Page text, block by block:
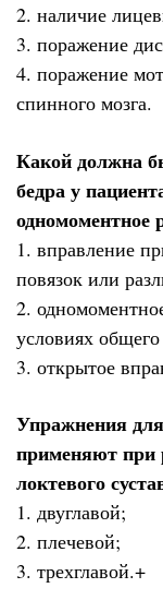
2. наличие
3. поражение
4. поражение
спинного мозга.
Какой должна
бедра у
одномоментное
1. вправление
повязок или
2.
условиях
3. открытое
Упражнения
применяют при
локтевого
1. двуглавой;
2. плечевой;
3. трехглавой.+